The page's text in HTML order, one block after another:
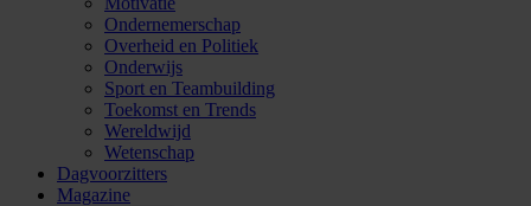
Ondernemerschap
Overheid en Politiek
Onderwijs
Sport en Teambuilding
Toekomst en Trends
Wereldwijd
Wetenschap
Dagvoorzitters
Magazine